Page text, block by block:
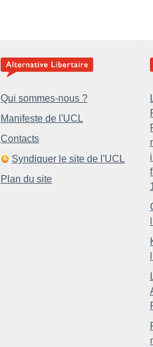
Qui sommes-nous ?
Manifeste de l'UCL
Contacts
Syndiquer le site de l'UCL
Plan du site